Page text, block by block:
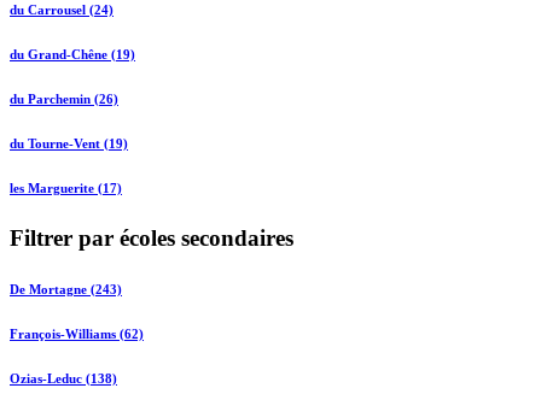
du Carrousel (24)
du Grand-Chêne (19)
du Parchemin (26)
du Tourne-Vent (19)
les Marguerite (17)
Filtrer par écoles secondaires
De Mortagne (243)
François-Williams (62)
Ozias-Leduc (138)